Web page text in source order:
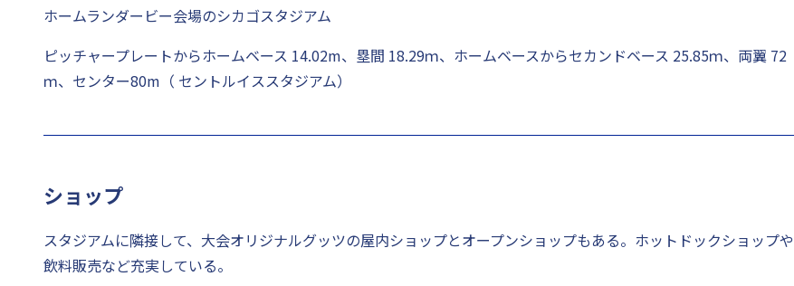
ホームランダービー会場のシカゴスタジアム
ピッチャープレートからホームベース 14.02m、塁間 18.29ｍ、ホームベースからセカンドベース 25.85ｍ、両翼 72
ｍ、センター80m（ セントルイススタジアム）
ショップ
スタジアムに隣接して、大会オリジナルグッツの屋内ショップとオープンショップもある。ホットドックショップや
飲料販売など充実している。